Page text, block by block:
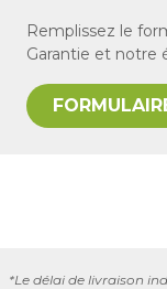
Remplissez le
Garantie et notre
*Le délai de livraison